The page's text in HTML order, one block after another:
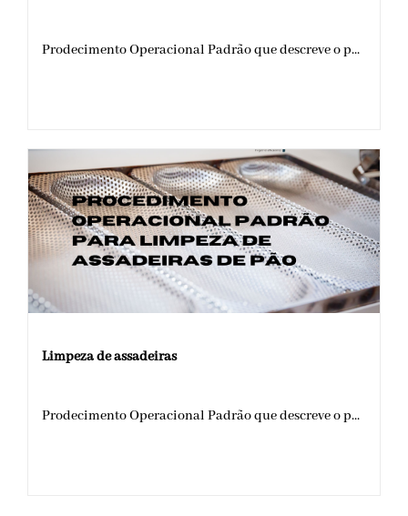
Prodecimento Operacional Padrão que descreve o p...
Limpeza de assadeiras
Prodecimento Operacional Padrão que descreve o p...